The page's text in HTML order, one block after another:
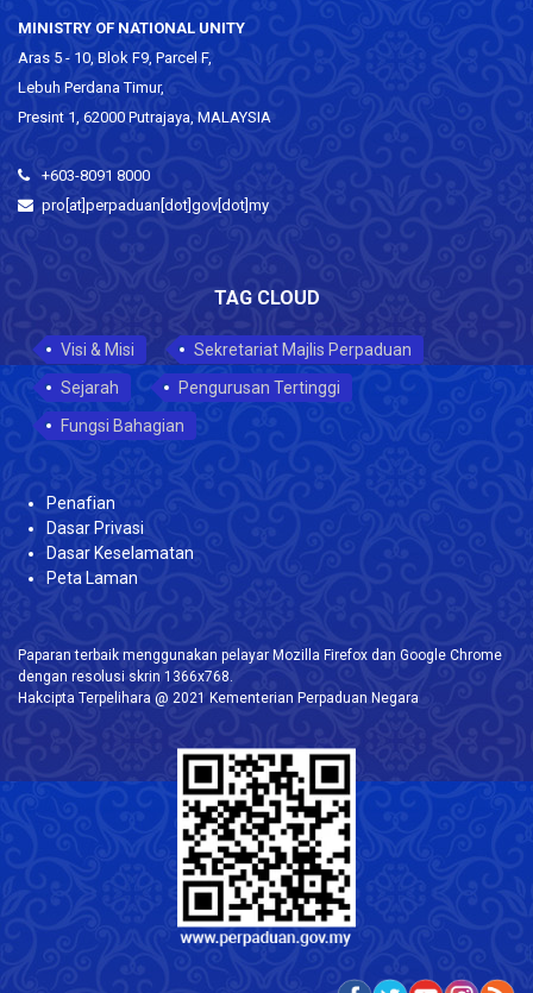
MINISTRY OF NATIONAL UNITY
Aras 5 - 10, Blok F9, Parcel F,
Lebuh Perdana Timur,
Presint 1, 62000 Putrajaya, MALAYSIA
+603-8091 8000
pro[at]perpaduan[dot]gov[dot]my
TAG CLOUD
Visi & Misi
Sekretariat Majlis Perpaduan
Sejarah
Pengurusan Tertinggi
Fungsi Bahagian
Penafian
Dasar Privasi
Dasar Keselamatan
Peta Laman
Paparan terbaik menggunakan pelayar Mozilla Firefox dan Google Chrome
dengan resolusi skrin 1366x768.
Hakcipta Terpelihara @ 2021 Kementerian Perpaduan Negara